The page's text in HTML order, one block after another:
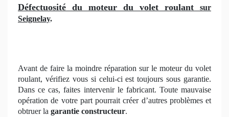
Défectuosité du moteur du volet roulant sur
Seignelay.
Avant de faire la moindre réparation sur le moteur du volet
roulant, vérifiez vous si celui-ci est toujours sous garantie.
Dans ce cas, faites intervenir le fabricant. Toute mauvaise
opération de votre part pourrait créer d’autres problèmes et
obtruer la garantie constructeur.